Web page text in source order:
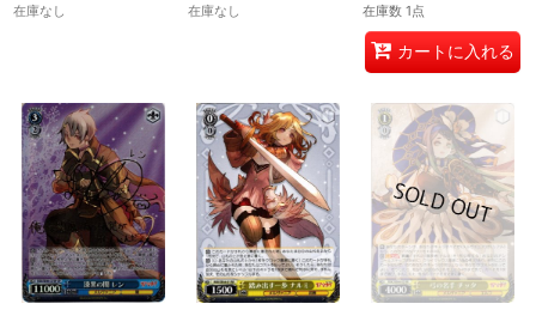
在庫なし 在庫なし 在庫数 1点
カートに入れる